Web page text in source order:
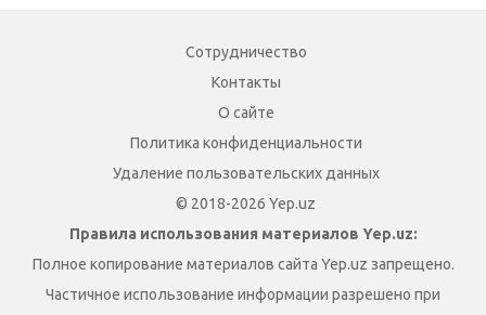
Сотрудничество
Контакты
О сайте
Политика конфиденциальности
Удаление пользовательских данных
© 2018-2026 Yep.uz
Правила использования материалов Yep.uz:
Полное копирование материалов сайта Yep.uz запрещено.
Частичное использование информации разрешено при